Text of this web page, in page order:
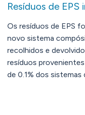
Resíduos de EPS
Os resíduos de EPS
novo sistema
recolhidos e
resíduos
de 0.1% dos